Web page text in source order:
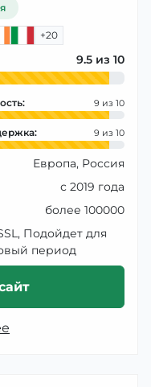
+20
9.5
9
9
Европа, Россия
с 2019 года
более 100000
Подойдет для
период